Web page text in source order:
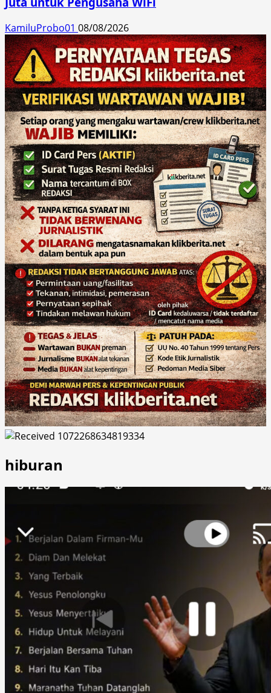
KamiluProbo01 08/08/2026
hiburan